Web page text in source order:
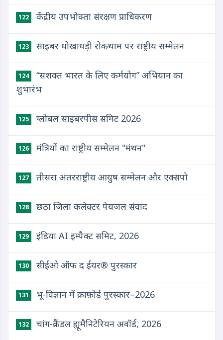
122 केंद्रीय उपभोक्ता संरक्षण प्राधिकरण
123 साइबर धोखाधड़ी रोकथाम पर राष्ट्रीय सम्मेलन
124
“सशक्त भारत के लिए कर्मयोग” अभियान का
शुभारंभ
125 ग्लोबल साइबरपीस समिट 2026
126 मंत्रियों का राष्ट्रीय सम्मेलन "मंथन"
127 तीसरा अंतरराष्ट्रीय आयुष सम्मेलन और एक्सपो
128 छठा जिला कलेक्टर पेयजल संवाद
129 इंडिया AI इम्पैक्ट समिट, 2026
130 सीईओ ऑफ द ईयर® पुरस्कार
131 भू-विज्ञान में क्राफ़ोर्ड पुरस्कार–2026
132 चांग-क्रैंडल ह्यूमैनिटेरियन अवॉर्ड, 2026